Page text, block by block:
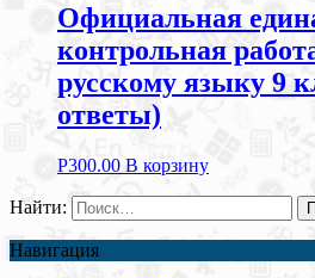
Официальная
контрольная
русскому языку 9
ответы)
Р300.00 В корзину
Найти:
Навигация